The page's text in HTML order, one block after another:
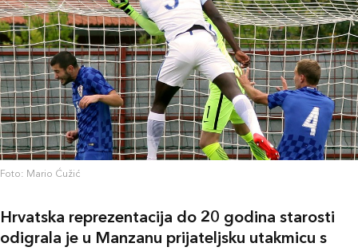
Foto: Mario Ćužić
Hrvatska reprezentacija do 20 godina starosti
odigrala je u Manzanu prijateljsku utakmicu s